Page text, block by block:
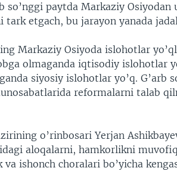
so’nggi paytda Markaziy Osiyodan
tark etgach, bu jarayon yanada
Markaziy Osiyoda islohotlar
olmaganda iqtisodiy islohotlar
siyosiy islohotlar yo’q. G’arb
reformalarni talab
o’rinbosari Yerjan
aloqalarni, hamkorlikni
va ishonch choralari bo’yicha